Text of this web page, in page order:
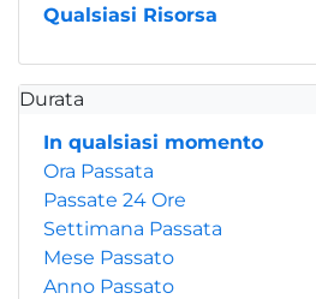
Qualsiasi Risorsa
Durata
In qualsiasi momento
Ora Passata
Passate 24 Ore
Settimana Passata
Mese Passato
Anno Passato